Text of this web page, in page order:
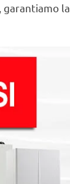
garantiamo la